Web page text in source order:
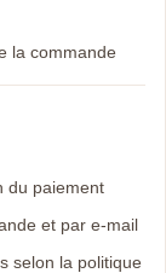
la commande
du paiement
et par e-mail
selon la politique